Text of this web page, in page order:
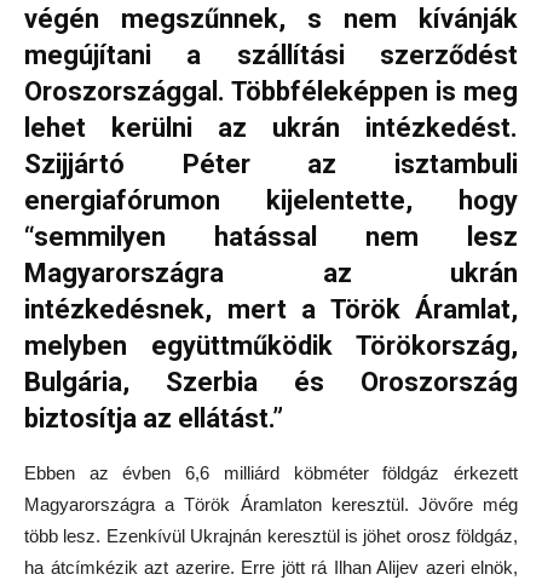
végén megszűnnek, s nem kívánják
megújítani a szállítási szerződést
Oroszországgal. Többféleképpen is meg
lehet kerülni az ukrán intézkedést.
Szijjártó Péter az isztambuli
energiafórumon kijelentette, hogy
“semmilyen hatással nem lesz
Magyarországra az ukrán
intézkedésnek, mert a Török Áramlat,
melyben együttműködik Törökország,
Bulgária, Szerbia és Oroszország
biztosítja az ellátást.”
Ebben az évben 6,6 milliárd köbméter földgáz érkezett
Magyarországra a Török Áramlaton keresztül. Jövőre még
több lesz. Ezenkívül Ukrajnán keresztül is jöhet orosz földgáz,
ha átcímkézik azt azerire. Erre jött rá Ilhan Alijev azeri elnök,